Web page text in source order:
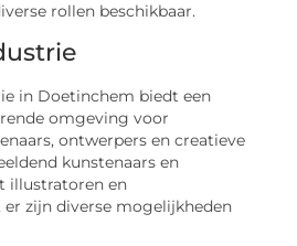
rollen beschikbaar.
in Doetinchem biedt een
omgeving voor
ontwerpers en creatieve
kunstenaars en
illustratoren en
zijn diverse mogelijkheden